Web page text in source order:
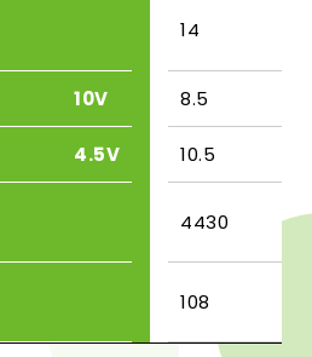
14
10V 8.5
4.5V 10.5
4430
108